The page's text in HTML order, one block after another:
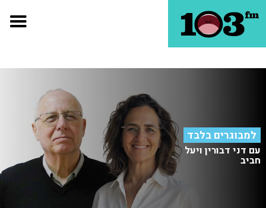
למבוגרים בלבד
עם דני דבורין ויעל
חביב